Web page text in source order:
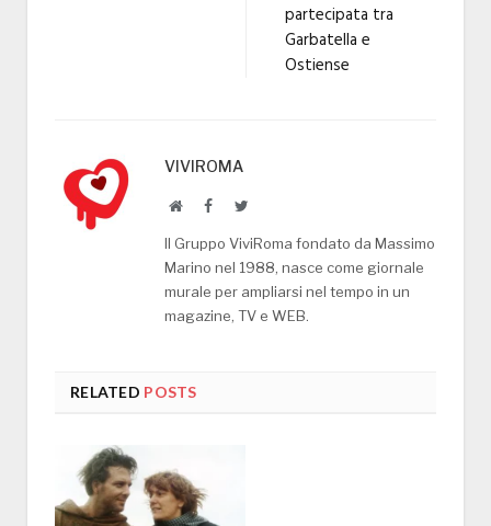
partecipata tra
Garbatella e
Ostiense
VIVIROMA
WebsiteFacebookTwitter
Il Gruppo ViviRoma fondato da Massimo
Marino nel 1988, nasce come giornale
murale per ampliarsi nel tempo in un
magazine, TV e WEB.
RELATED POSTS